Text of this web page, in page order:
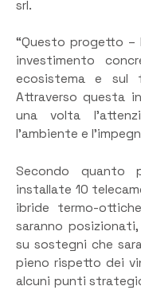
srl.
“Questo progetto –
investimento
ecosistema e sul
Attraverso questa
una volta
l’ambiente e
Secondo quanto
installate 10
ibride termo-
saranno
su sostegni che
pieno rispetto dei
alcuni punti